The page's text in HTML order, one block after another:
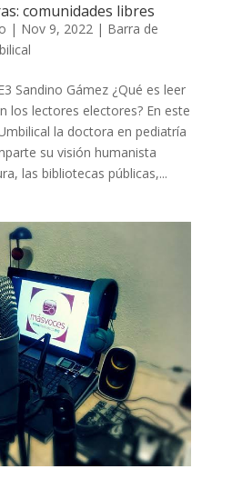
comunidades libres
| Nov 9, 2022| Barra de
Sandino Gámez ¿Qué es leer
los lectores electores? En este
la doctora en pediatría
su visión humanista
las bibliotecas públicas,...